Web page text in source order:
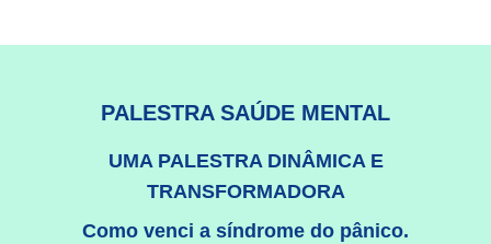
PALESTRA SAÚDE MENTAL
UMA PALESTRA DINÂMICA E
TRANSFORMADORA
Como venci a síndrome do pânico.